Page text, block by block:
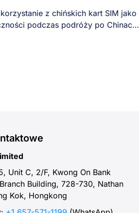
z chińskich kart SIM jako
podczas podróży po Chinach.
Unit C, 2/F, Kwong On Bank
Building, 728-730, Nathan
Kok, Hongkong